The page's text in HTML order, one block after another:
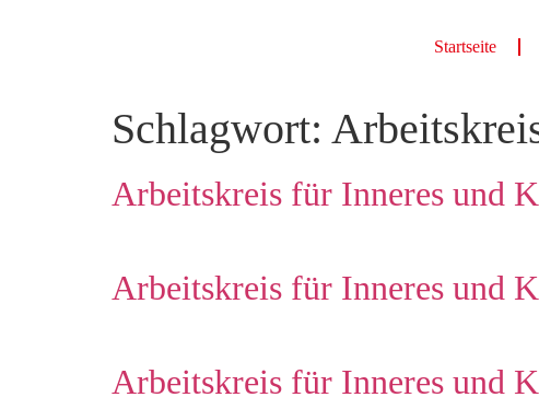
Startseite
Schlagwort:
Arbeitskreis für Inneres und
Arbeitskreis für Inneres und
Arbeitskreis für Inneres und